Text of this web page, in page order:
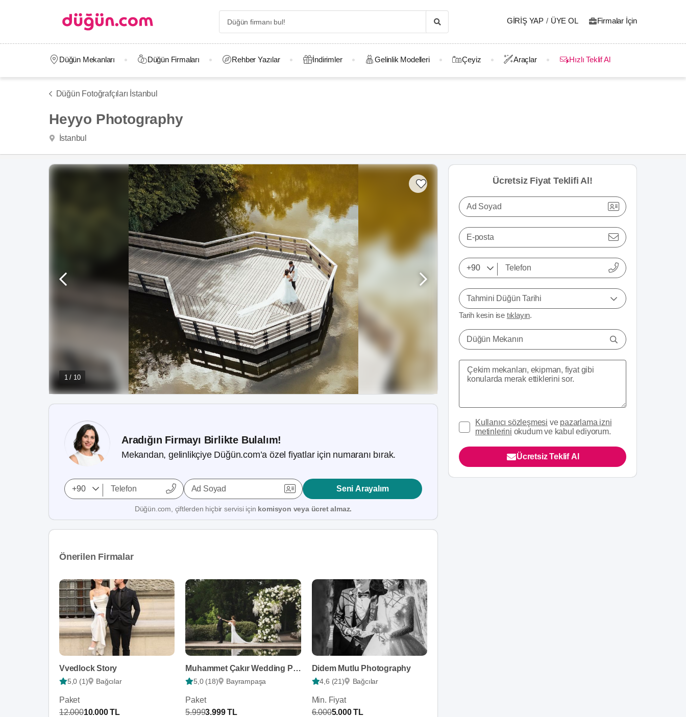
GIRIŞ YAP / ÜYE OL Firmalar İçin
Düğün Mekanları Düğün Firmaları Rehber Yazılar İndirimler Gelinlik Modelleri Çeyiz Araçlar Hızlı Teklif Al
Düğün Fotoğrafçıları İstanbul
Heyyo Photography
İstanbul
1 / 10
Aradığın Firmayı Birlikte Bulalım!
Mekandan, gelinlikçiye Düğün.com’a özel fiyatlar için numaranı bırak.
Ad Soyad Seni Arayalım
Düğün.com, çiftlerden hiçbir servisi için komisyon veya ücret almaz.
Önerilen Firmalar
Vvedlock Story
5,0 (1) Bağcılar
Paket
12.00010.000 TL
Muhammet Çakır Wedding Photography
5,0 (18) Bayrampaşa
Paket
5.9993.999 TL
Didem Mutlu Photography
4,6 (21) Bağcılar
Min. Fiyat
6.0005.000 TL
Ücretsiz Fiyat Teklifi Al!
Ad Soyad
E-posta
Tahmini Düğün Tarihi
Tarih kesin ise tıklayın.
Düğün Mekanın
Kullanıcı sözleşmesi ve pazarlama izni
metinlerini okudum ve kabul ediyorum.
Ücretsiz Teklif Al